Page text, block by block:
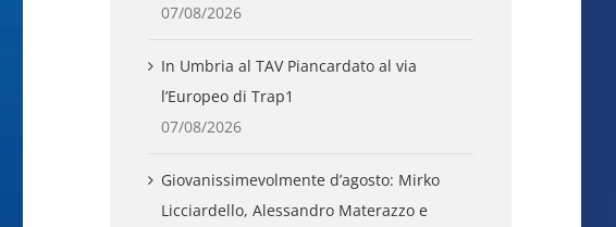
07/08/2026
In Umbria al TAV Piancardato al via
l’Europeo di Trap1
07/08/2026
Giovanissimevolmente d’agosto: Mirko
Licciardello, Alessandro Materazzo e